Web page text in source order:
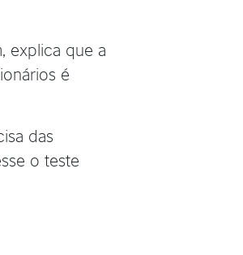
explica que a
é
das
o teste